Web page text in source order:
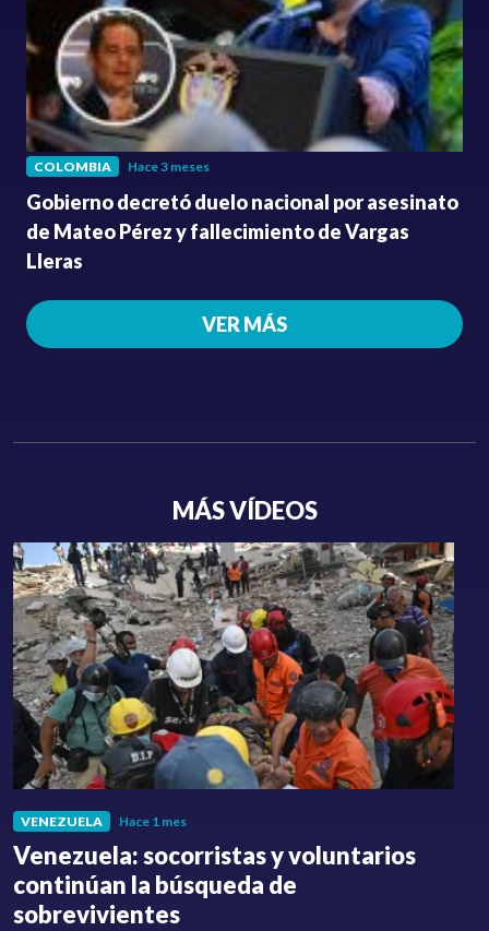
COLOMBIA Hace 3 meses
Gobierno decretó duelo nacional por asesinato
de Mateo Pérez y fallecimiento de Vargas
Lleras
VER MÁS
MÁS VÍDEOS
VENEZUELA Hace 1 mes
Venezuela: socorristas y voluntarios
continúan la búsqueda de
sobrevivientes